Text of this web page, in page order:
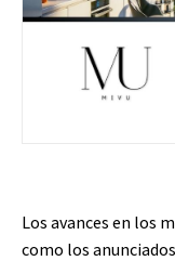
Los avances en los
como los